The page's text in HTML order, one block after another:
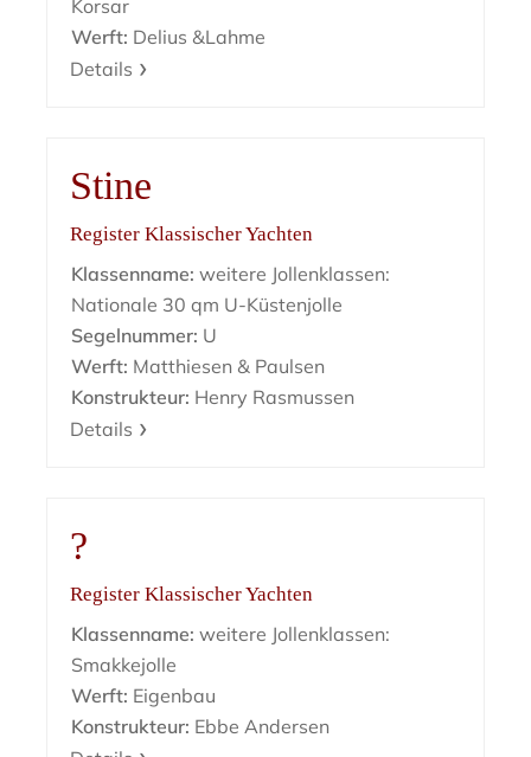
Korsar
Werft: Delius &Lahme
Details
Stine
Register Klassischer Yachten
Klassenname: weitere Jollenklassen:
Nationale 30 qm U-Küstenjolle
Segelnummer: U
Werft: Matthiesen & Paulsen
Konstrukteur: Henry Rasmussen
Details
?
Register Klassischer Yachten
Klassenname: weitere Jollenklassen:
Smakkejolle
Werft: Eigenbau
Konstrukteur: Ebbe Andersen